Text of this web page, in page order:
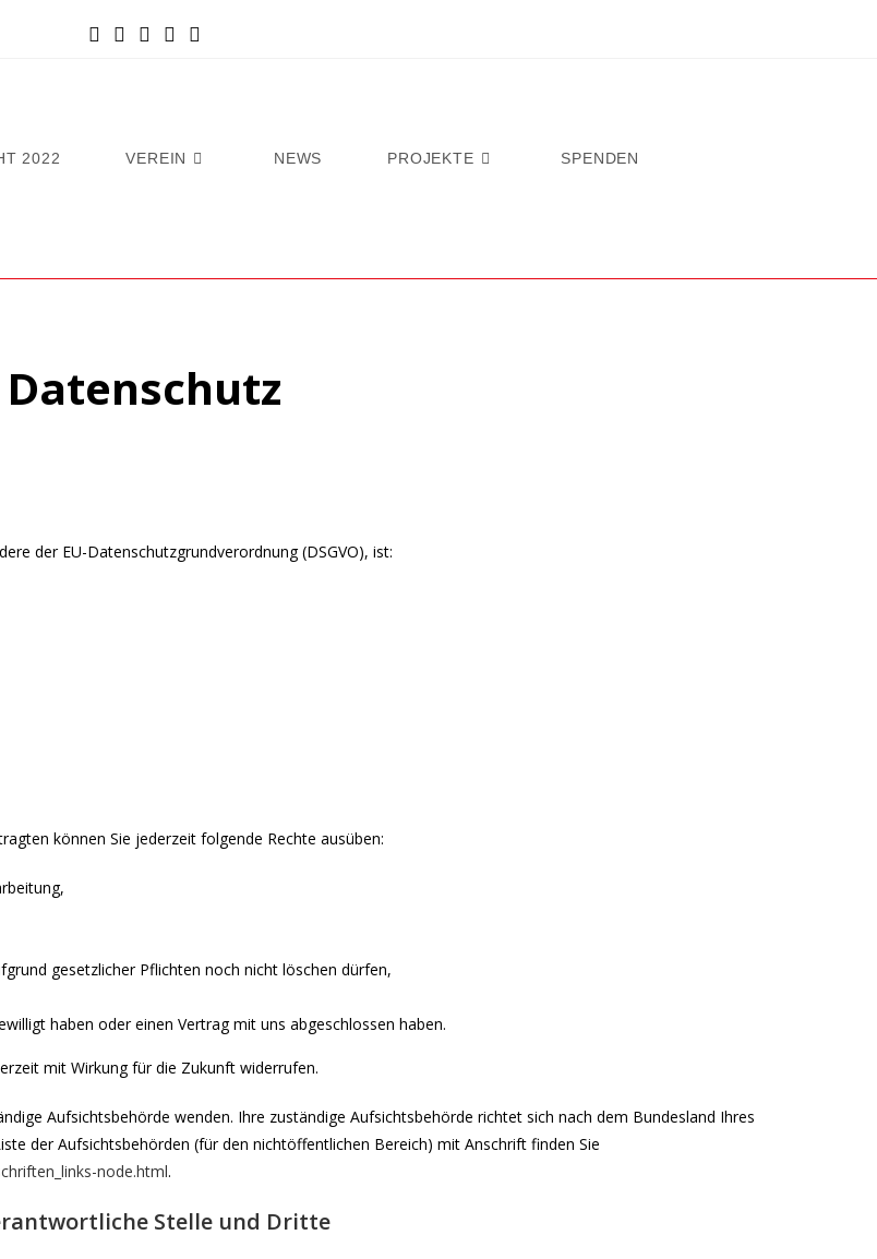
2022 VEREIN NEWS PROJEKTE SPENDEN
Datenschutz
der EU-Datenschutzgrundverordnung (DSGVO), ist:
können Sie jederzeit folgende Rechte ausüben:
gesetzlicher Pflichten noch nicht löschen dürfen,
haben oder einen Vertrag mit uns abgeschlossen haben.
mit Wirkung für die Zukunft widerrufen.
Aufsichtsbehörde wenden. Ihre zuständige Aufsichtsbehörde richtet sich nach dem Bundesland Ihres
der Aufsichtsbehörden (für den nichtöffentlichen Bereich) mit Anschrift finden Sie
node.html.
Stelle und Dritte